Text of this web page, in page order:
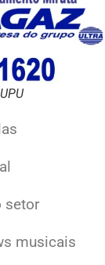
setor
musicais